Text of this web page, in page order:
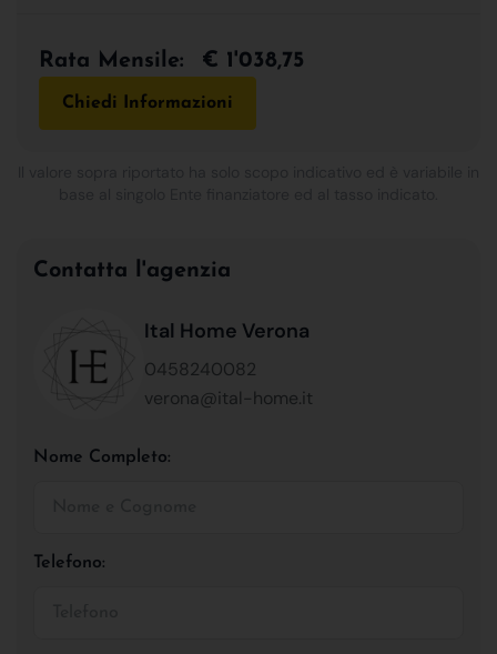
Rata Mensile: € 1'038,75
Chiedi Informazioni
Contatta l'agenzia
Ital Home Verona
0458240082
verona@ital-home.it
Nome Completo:
Telefono: